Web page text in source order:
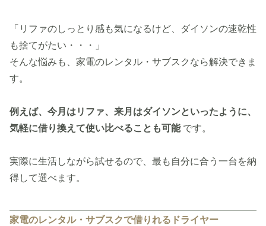
「リファのしっとり感も気になるけど、ダイソンの速乾性
も捨てがたい・・・」
そんな悩みも、家電のレンタル・サブスクなら解決できま
す。
例えば、今月はリファ、来月はダイソンといったように、
気軽に借り換えて使い比べることも可能 です。
実際に生活しながら試せるので、最も自分に合う一台を納
得して選べます。
家電のレンタル・サブスクで借りれるドライヤー